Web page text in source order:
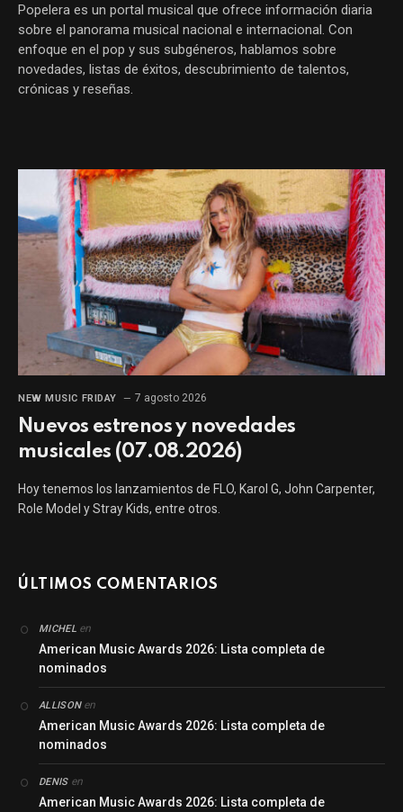
Popelera es un portal musical que ofrece información diaria
sobre el panorama musical nacional e internacional. Con
enfoque en el pop y sus subgéneros, hablamos sobre
novedades, listas de éxitos, descubrimiento de talentos,
crónicas y reseñas.
NEW MUSIC FRIDAY 7 agosto 2026
Nuevos estrenos y novedades
musicales (07.08.2026)
Hoy tenemos los lanzamientos de FLO, Karol G, John Carpenter,
Role Model y Stray Kids, entre otros.
ÚLTIMOS COMENTARIOS
MICHELen
American Music Awards 2026: Lista completa de
nominados
ALLISONen
American Music Awards 2026: Lista completa de
nominados
DENISen
American Music Awards 2026: Lista completa de